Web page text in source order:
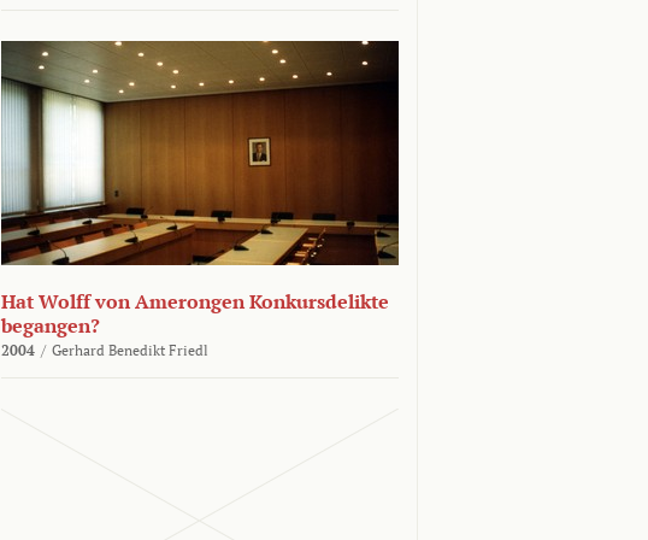
Hat Wolff von Amerongen Konkursdelikte
begangen?
2004 / Gerhard Benedikt Friedl